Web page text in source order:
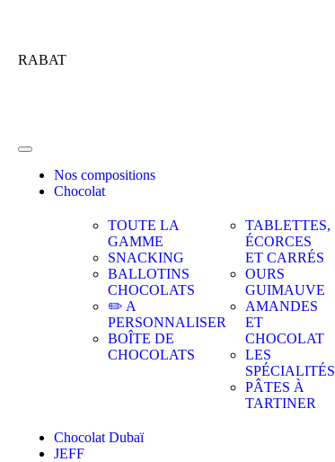
RABAT
Nos compositions
Chocolat
TOUTE LA
GAMME
SNACKING
BALLOTINS
CHOCOLATS
✏️ A
PERSONNALISER
BOÎTE DE
CHOCOLATS
TABLETTES,
ÉCORCES
ET CARRÉS
OURS
GUIMAUVE
AMANDES
ET
CHOCOLAT
LES
SPÉCIALITÉS
PÂTES À
TARTINER
Chocolat Dubaï
JEFF